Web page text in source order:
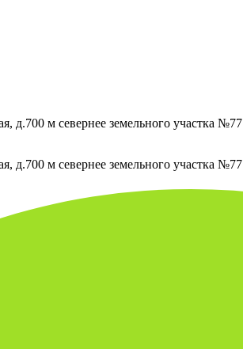
д.700 м севернее земельного участка №77
д.700 м севернее земельного участка №77